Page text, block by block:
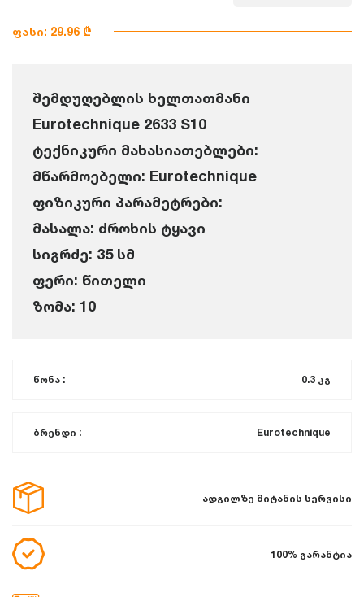
ფასი: 29.96 ₾
შემდუღებლის ხელთათმანი
Eurotechnique 2633 S10
ტექნიკური მახასიათებლები:
მწარმოებელი: Eurotechnique
ფიზიკური პარამეტრები:
მასალა: ძროხის ტყავი
სიგრძე: 35 სმ
ფერი: წითელი
ზომა: 10
წონა : 0.3 კგ
ბრენდი : Eurotechnique
ადგილზე მიტანის სერვისი
100% გარანტია